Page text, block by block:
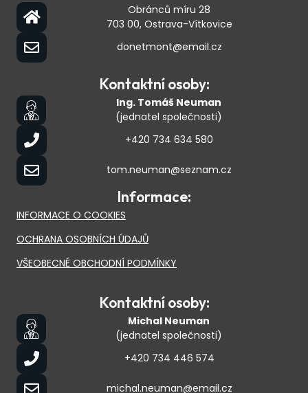
Obránců míru 28
703 00, Ostrava-Vítkovice
donetmont@email.cz
Kontaktní osoby:
Ing. Tomáš Neuman
(jednatel společnosti)
+420 734 634 580
tom.neuman@seznam.cz
Informace:
INFORMACE O COOKIES
OCHRANA OSOBNÍCH ÚDAJŮ
VŠEOBECNÉ OBCHODNÍ PODMÍNKY
Kontaktní osoby:
Michal Neuman
(jednatel společnosti)
+420 734 446 574
michal.neuman@email.cz